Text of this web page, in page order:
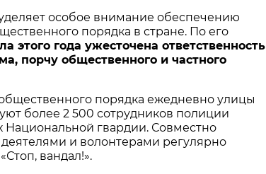
уделяет особое внимание обеспечению
порядка в стране. По его
этого года ужесточена ответственность
порчу общественного и частного
порядка ежедневно улицы
более 2 500 сотрудников полиции
гвардии. Совместно
и волонтерами регулярно
вандал!».